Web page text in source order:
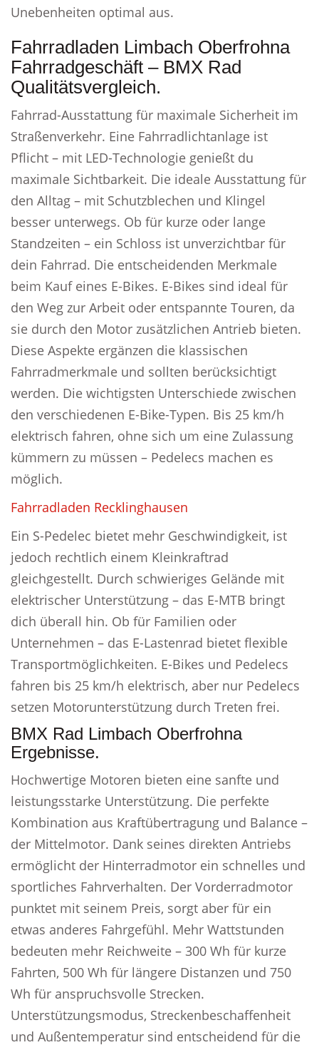
Unebenheiten optimal aus.
Fahrradladen Limbach Oberfrohna
Fahrradgeschäft – BMX Rad
Qualitätsvergleich.
Fahrrad-Ausstattung für maximale Sicherheit im
Straßenverkehr. Eine Fahrradlichtanlage ist
Pflicht – mit LED-Technologie genießt du
maximale Sichtbarkeit. Die ideale Ausstattung für
den Alltag – mit Schutzblechen und Klingel
besser unterwegs. Ob für kurze oder lange
Standzeiten – ein Schloss ist unverzichtbar für
dein Fahrrad. Die entscheidenden Merkmale
beim Kauf eines E-Bikes. E-Bikes sind ideal für
den Weg zur Arbeit oder entspannte Touren, da
sie durch den Motor zusätzlichen Antrieb bieten.
Diese Aspekte ergänzen die klassischen
Fahrradmerkmale und sollten berücksichtigt
werden. Die wichtigsten Unterschiede zwischen
den verschiedenen E-Bike-Typen. Bis 25 km/h
elektrisch fahren, ohne sich um eine Zulassung
kümmern zu müssen – Pedelecs machen es
möglich.
Fahrradladen Recklinghausen
Ein S-Pedelec bietet mehr Geschwindigkeit, ist
jedoch rechtlich einem Kleinkraftrad
gleichgestellt. Durch schwieriges Gelände mit
elektrischer Unterstützung – das E-MTB bringt
dich überall hin. Ob für Familien oder
Unternehmen – das E-Lastenrad bietet flexible
Transportmöglichkeiten. E-Bikes und Pedelecs
fahren bis 25 km/h elektrisch, aber nur Pedelecs
setzen Motorunterstützung durch Treten frei.
BMX Rad Limbach Oberfrohna
Ergebnisse.
Hochwertige Motoren bieten eine sanfte und
leistungsstarke Unterstützung. Die perfekte
Kombination aus Kraftübertragung und Balance –
der Mittelmotor. Dank seines direkten Antriebs
ermöglicht der Hinterradmotor ein schnelles und
sportliches Fahrverhalten. Der Vorderradmotor
punktet mit seinem Preis, sorgt aber für ein
etwas anderes Fahrgefühl. Mehr Wattstunden
bedeuten mehr Reichweite – 300 Wh für kurze
Fahrten, 500 Wh für längere Distanzen und 750
Wh für anspruchsvolle Strecken.
Unterstützungsmodus, Streckenbeschaffenheit
und Außentemperatur sind entscheidend für die